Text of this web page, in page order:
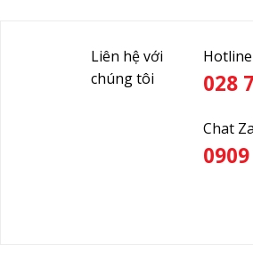
Liên hệ với
chúng tôi
028
Chat